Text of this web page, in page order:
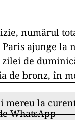
numărul
ajunge la
de
de bronz, în
mereu la
WhatsApp